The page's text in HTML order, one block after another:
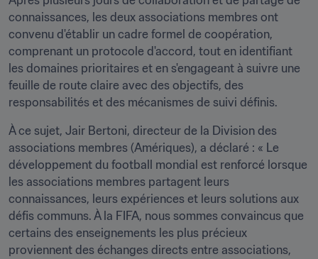
connaissances, les deux associations membres ont
convenu d'établir un cadre formel de coopération,
comprenant un protocole d'accord, tout en identifiant
les domaines prioritaires et en s'engageant à suivre une
feuille de route claire avec des objectifs, des
responsabilités et des mécanismes de suivi définis.
À ce sujet, Jair Bertoni, directeur de la Division des
associations membres (Amériques), a déclaré : « Le
développement du football mondial est renforcé lorsque
les associations membres partagent leurs
connaissances, leurs expériences et leurs solutions aux
défis communs. À la FIFA, nous sommes convaincus que
certains des enseignements les plus précieux
proviennent des échanges directs entre associations,